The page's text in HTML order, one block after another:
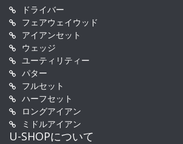
ドライバー
フェアウェイウッド
アイアンセット
ウェッジ
ユーティリティー
パター
フルセット
ハーフセット
ロングアイアン
ミドルアイアン
U-SHOPについて